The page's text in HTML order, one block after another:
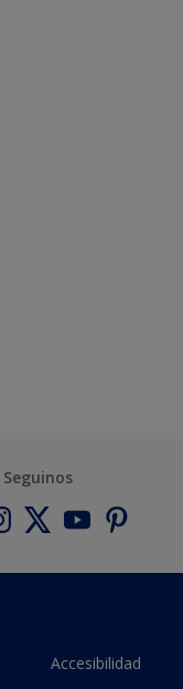
Seguinos
Accesibilidad